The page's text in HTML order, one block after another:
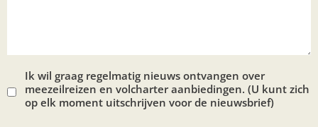
Ik wil graag regelmatig nieuws ontvangen over
meezeilreizen en volcharter aanbiedingen. (U kunt zich
op elk moment uitschrijven voor de nieuwsbrief)